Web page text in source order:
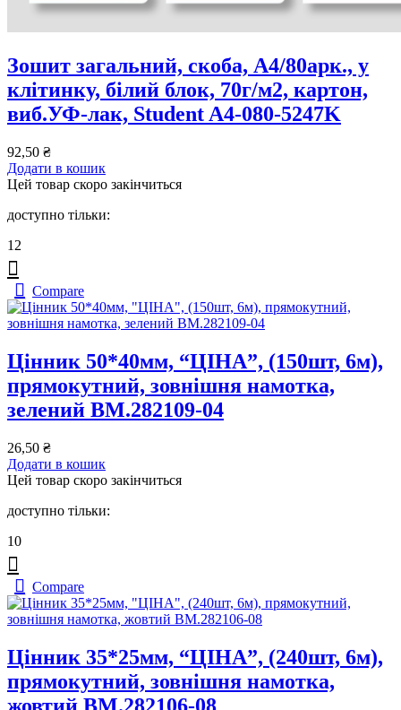
Зошит загальний, скоба, А4/80арк., у
клітинку, білий блок, 70г/м2, картон,
виб.УФ-лак, Student A4-080-5247K
92,50 ₴
Додати в кошик
Цей товар скоро закінчиться
доступно тільки:
12
Compare
Цінник 50*40мм, “ЦІНА”, (150шт, 6м),
прямокутний, зовнішня намотка,
зелений BM.282109-04
26,50 ₴
Додати в кошик
Цей товар скоро закінчиться
доступно тільки:
10
Compare
Цінник 35*25мм, “ЦІНА”, (240шт, 6м),
прямокутний, зовнішня намотка,
жовтий BM.282106-08